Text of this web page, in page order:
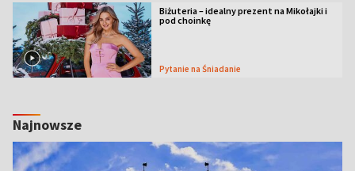
Biżuteria – idealny prezent na Mikołajki i
pod choinkę
Pytanie na Śniadanie
Najnowsze